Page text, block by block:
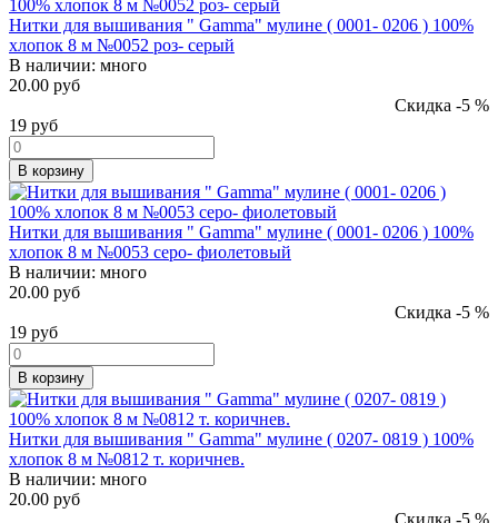
Нитки для вышивания " Gamma" мулине ( 0001- 0206 ) 100%
хлопок 8 м №0052 роз- серый
В наличии: много
20.00 руб
Скидка -5 %
19 руб
В корзину
Нитки для вышивания " Gamma" мулине ( 0001- 0206 ) 100%
хлопок 8 м №0053 серо- фиолетовый
В наличии: много
20.00 руб
Скидка -5 %
19 руб
В корзину
Нитки для вышивания " Gamma" мулине ( 0207- 0819 ) 100%
хлопок 8 м №0812 т. коричнев.
В наличии: много
20.00 руб
Скидка -5 %